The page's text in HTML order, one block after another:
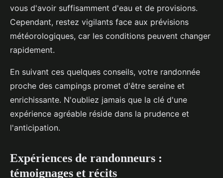
vous d'avoir suffisamment d'eau et de provisions.
Cependant, restez vigilants face aux prévisions
météorologiques, car les conditions peuvent changer
rapidement.
En suivant ces quelques conseils, votre randonnée
proche des campings promet d'être sereine et
enrichissante. N'oubliez jamais que la clé d'une
expérience agréable réside dans la prudence et
l'anticipation.
Expériences de randonneurs :
témoignages et récits